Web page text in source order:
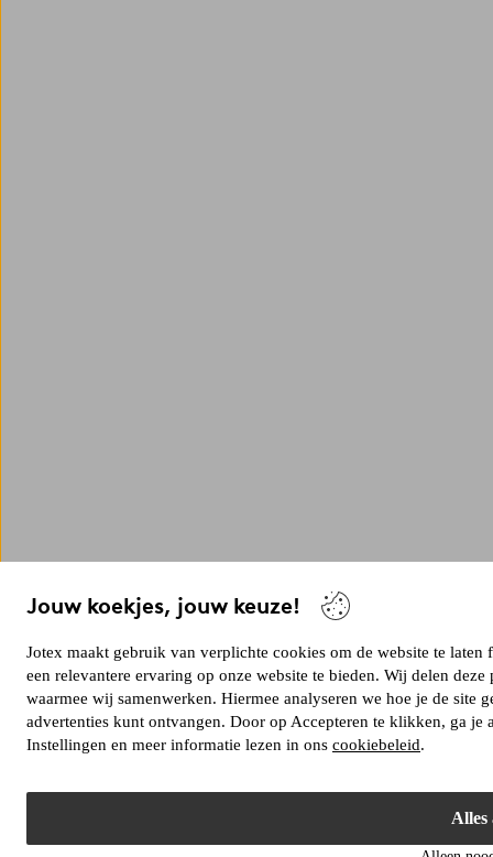
Jouw koekjes, jouw keuze!
Jotex maakt gebruik van verplichte cookies om de website te
een relevantere ervaring op onze website te bieden. Wij delen
waarmee wij samenwerken. Hiermee analyseren we hoe je de site
advertenties kunt ontvangen. Door op Accepteren te klikken, ga
Instellingen en meer informatie lezen in ons cookiebeleid.
Alles